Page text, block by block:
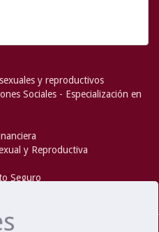
y reproductivos
Sociales - Especialización en
y Reproductiva
Seguro
Packard
- Extensión mantenida y